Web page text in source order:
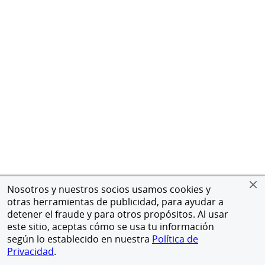
Nosotros y nuestros socios usamos cookies y
otras herramientas de publicidad, para ayudar a
detener el fraude y para otros propósitos. Al usar
este sitio, aceptas cómo se usa tu información
según lo establecido en nuestra Política de
Privacidad.